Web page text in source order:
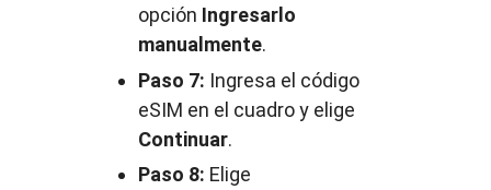
opción Ingresarlo
manualmente.
Paso 7: Ingresa el código
eSIM en el cuadro y elige
Continuar.
Paso 8: Elige